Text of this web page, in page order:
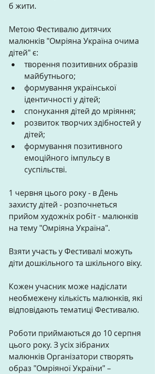
б жити.
Метою Фестивалю дитячих
малюнків "Омріяна Україна очима
дітей" є:
творення позитивних образів
майбутнього;
формування української
ідентичності у дітей;
спонукання дітей до мріяння;
розвиток творчих здібностей у
дітей;
формування позитивного
емоційного імпульсу в
суспільстві.
1 червня цього року - в День
захисту дітей - розпочнеться
прийом художніх робіт - малюнків
на тему "Омріяна Україна".
Взяти участь у Фестивалі можуть
діти дошкільного та шкільного віку.
Кожен учасник може надіслати
необмежену кількість малюнків, які
відповідають тематиці Фестивалю.
Роботи приймаються до 10 серпня
цього року. З усіх зібраних
малюнків Організатори створять
образ "Омріяної України" –